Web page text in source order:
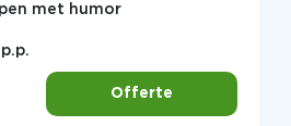
met humor
p.p.
Offerte